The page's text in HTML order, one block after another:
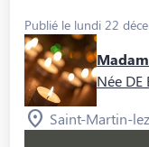
Publié le lundi 22
Née DE
Saint-Martin-